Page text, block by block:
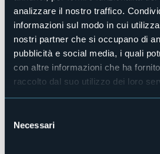
analizzare il nostro traffico.
informazioni sul modo in cui
nostri partner che si occupano di
pubblicità e social media, i quali
con altre informazioni che ha
raccolto dal suo utilizzo dei loro
delNecessari
Massimo 30 posti a replica
Info:biglietteria@egridanza.com/
Immagine di copertina: Archivio
Organizzatore
Fondazione Egri per la Danza
Luogo dell'evento
Telefono